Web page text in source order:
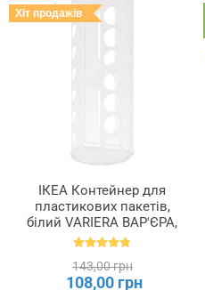
Хіт продажів
ІКЕА Контейнер для
пластикових пакетів,
білий VARIERA ВАР'ЄРА,
800.102.22
143,00 грн
108,00 грн